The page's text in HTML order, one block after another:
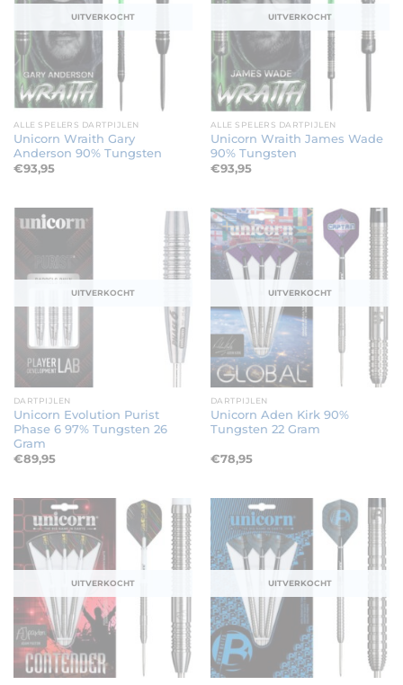
UITVERKOCHT
ALLE SPELERS DARTPIJLEN
Unicorn Wraith Gary
Anderson 90% Tungsten
€93,95
UITVERKOCHT
ALLE SPELERS DARTPIJLEN
Unicorn Wraith James Wade
90% Tungsten
€93,95
UITVERKOCHT
DARTPIJLEN
Unicorn Evolution Purist
Phase 6 97% Tungsten 26
Gram
€89,95
UITVERKOCHT
DARTPIJLEN
Unicorn Aden Kirk 90%
Tungsten 22 Gram
€78,95
UITVERKOCHT UITVERKOCHT